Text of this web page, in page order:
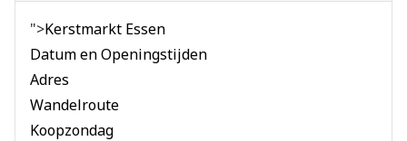
">Kerstmarkt Essen
Datum en Openingstijden
Adres
Wandelroute
Koopzondag